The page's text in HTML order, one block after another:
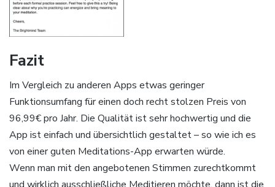
Fazit
Im Vergleich zu anderen Apps etwas geringer
Funktionsumfang für einen doch recht stolzen Preis von
96,99€ pro Jahr. Die Qualität ist sehr hochwertig und die
App ist einfach und übersichtlich gestaltet – so wie ich es
von einer guten Meditations-App erwarten würde.
Wenn man mit den angebotenen Stimmen zurechtkommt